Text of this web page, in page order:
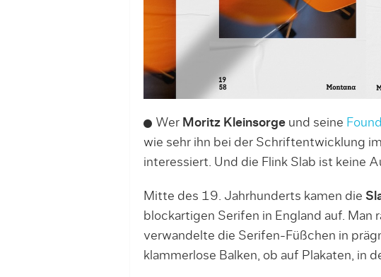
WerMoritz Kleinsorgeund seine
wie sehr ihn bei der Schriftentwicklung
interessiert. Und die Flink Slab ist keine
Mitte des 19. Jahrhunderts kamen die
blockartigen Serifen in England auf. Man
verwandelte die Serifen-Füßchen in
klammerlose Balken, ob auf Plakaten, in